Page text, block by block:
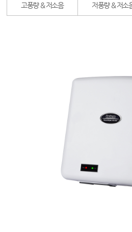
고풍량 & 저소음 저풍량 & 저소